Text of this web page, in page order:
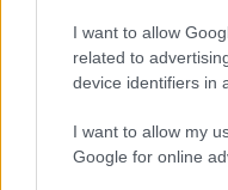
I want to allow
related to
device identifiers in
I want to allow my
Google for online
Ο Έντερσον
της Βραζιλίας σε
ντεμπούτο του με
τον Ιούνιο του 2024.